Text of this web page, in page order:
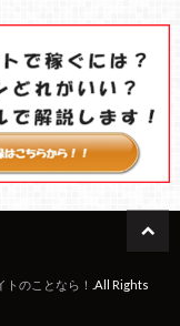
トのことなら！ .All Rights